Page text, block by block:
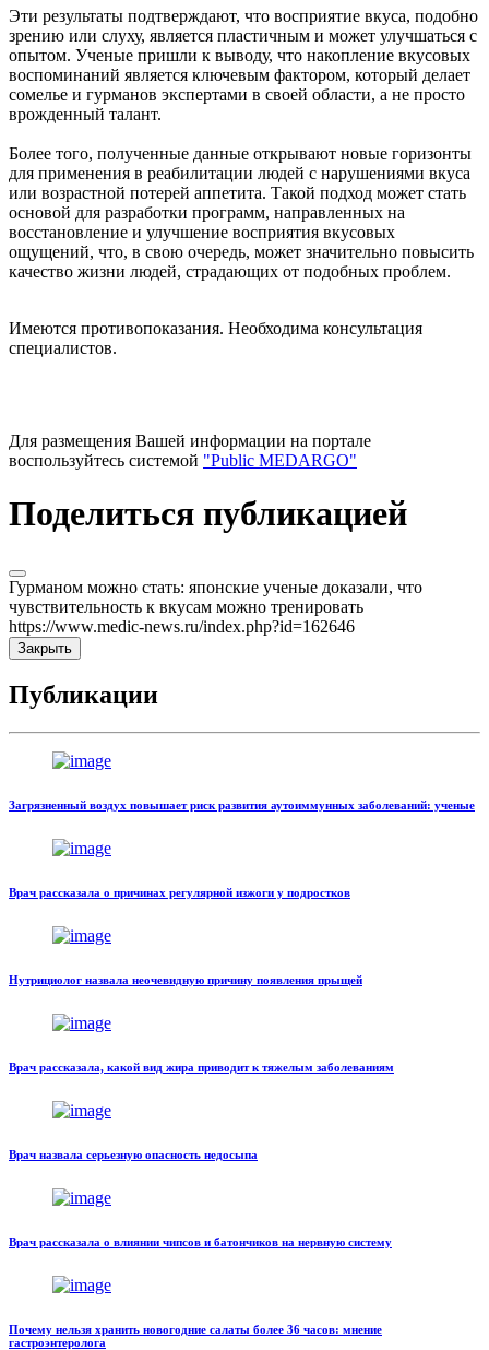
Эти результаты подтверждают, что восприятие вкуса, подобно
зрению или слуху, является пластичным и может улучшаться с
опытом. Ученые пришли к выводу, что накопление вкусовых
воспоминаний является ключевым фактором, который делает
сомелье и гурманов экспертами в своей области, а не просто
врожденный талант.
Более того, полученные данные открывают новые горизонты
для применения в реабилитации людей с нарушениями вкуса
или возрастной потерей аппетита. Такой подход может стать
основой для разработки программ, направленных на
восстановление и улучшение восприятия вкусовых
ощущений, что, в свою очередь, может значительно повысить
качество жизни людей, страдающих от подобных проблем.
Имеются противопоказания. Необходима консультация
специалистов.
Для размещения Вашей информации на портале
воспользуйтесь системой "Public MEDARGO"
Поделиться публикацией
Гурманом можно стать: японские ученые доказали, что
чувствительность к вкусам можно тренировать
https://www.medic-news.ru/index.php?id=162646
Закрыть
Публикации
Загрязненный воздух повышает риск развития аутоиммунных заболеваний: ученые
Врач рассказала о причинах регулярной изжоги у подростков
Нутрициолог назвала неочевидную причину появления прыщей
Врач рассказала, какой вид жира приводит к тяжелым заболеваниям
Врач назвала серьезную опасность недосыпа
Врач рассказала о влиянии чипсов и батончиков на нервную систему
Почему нельзя хранить новогодние салаты более 36 часов: мнение
гастроэнтеролога